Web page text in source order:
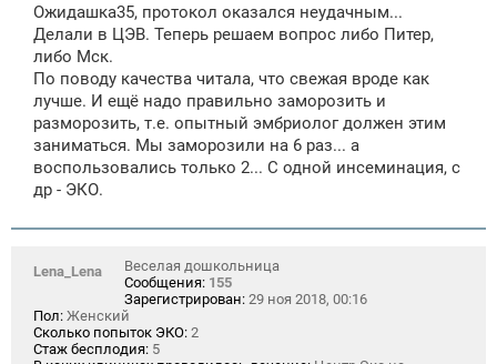
б
щ
н
и
Ожидашка35, протокол оказался неудачным...
Делали в ЦЭВ. Теперь решаем вопрос либо Питер,
либо Мск.
По поводу качества читала, что свежая вроде как
лучше. И ещё надо правильно заморозить и
разморозить, т.е. опытный эмбриолог должен этим
заниматься. Мы заморозили на 6 раз... а
воспользовались только 2... С одной инсеминация, с
др - ЭКО.
Lena_Lena
Веселая дошкольница
Сообщения: 155
Зарегистрирован: 29 ноя 2018, 00:16
Пол: Женский
Сколько попыток ЭКО: 2
Стаж бесплодия: 5